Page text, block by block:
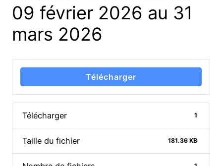
09 février 2026 au 31
mars 2026
Télécharger
Télécharger 1
Taille du fichier 181.36 KB